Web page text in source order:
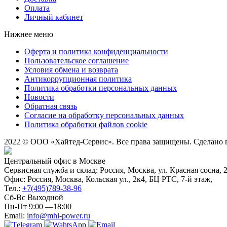
Оплата
Личный кабинет
Нижнее меню
Оферта и политика конфиденциальности
Пользовательское соглашение
Условия обмена и возврата
Антикоррупционная политика
Политика обработки персональных данных
Новости
Обратная связь
Согласие на обработку персональных данных
Политика обработки файлов cookie
2022 © ООО «Хайтед-Сервис». Все права защищены. Сделано
Центральный офис в Москве
Сервисная служба и склад: Россия, Москва, ул. Красная сосна,
Офис: Россия, Москва, Кольская ул., 2к4, БЦ РТС, 7-й этаж,
Тел.: +7(495)789-38-96
Сб-Вс Выходной
Пн-Пт 9:00 —18:00
Email: info@mhi-power.ru